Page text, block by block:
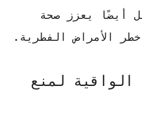
أيضًا يعزز صحة
الأمراض الفطرية.
الواقية لمنع